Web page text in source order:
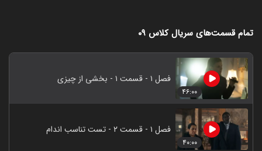
تمام قسمت‌های سریال کلاس ۰۹
۴۶:۰۰
فصل ۱ - قسمت ۱ - بخشی از چیزی
۴۰:۰۰
فصل ۱ - قسمت ۲ - تست تناسب اندام